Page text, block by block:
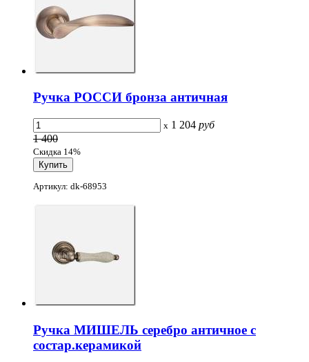
Ручка РОССИ бронза античная
x 1 204 руб
1 400
Скидка 14%
Артикул: dk-68953
Ручка МИШЕЛЬ серебро античное с
состар.керамикой